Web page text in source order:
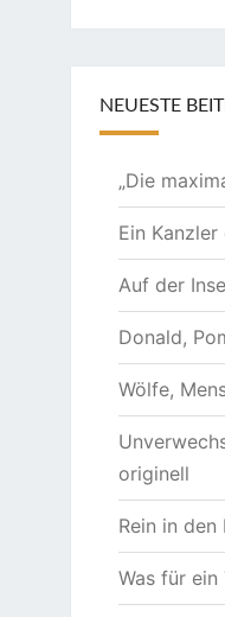
NEUESTE
„Die
Ein
Auf der
Donald,
Wölfe,
originell
Rein in den
Was für ein